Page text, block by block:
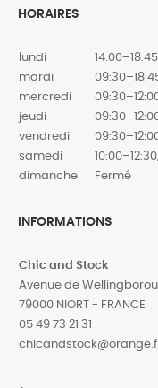
HORAIRES
lundi
14:00–18:45
mardi
mercredi
jeudi
vendredi
samedi
dimanche
Fermé
INFORMATIONS
Chic and Stock
Avenue de
79000 NIORT - FRANCE
05 49 73 21 31